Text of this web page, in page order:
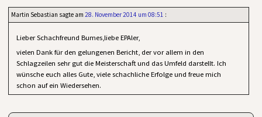
Martin Sebastian sagte am 28. November 2014 um 08:51 :
Lieber Schachfreund Bumes,liebe EPAler,
vielen Dank für den gelungenen Bericht, der vor allem in den
Schlagzeilen sehr gut die Meisterschaft und das Umfeld darstellt. Ich
wünsche euch alles Gute, viele schachliche Erfolge und freue mich
schon auf ein Wiedersehen.